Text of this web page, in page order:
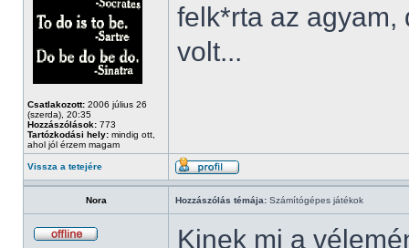
Csatlakozott: 2006 július 26
(szerda), 20:35
Hozzászólások: 773
Tartózkodási hely: mindig ott,
ahol jól érzem magam
felk*rta az agyam,
volt...
Vissza a tetejére
Nora Hozzászólás témája: Számítógépes játékok
Kinek mi a